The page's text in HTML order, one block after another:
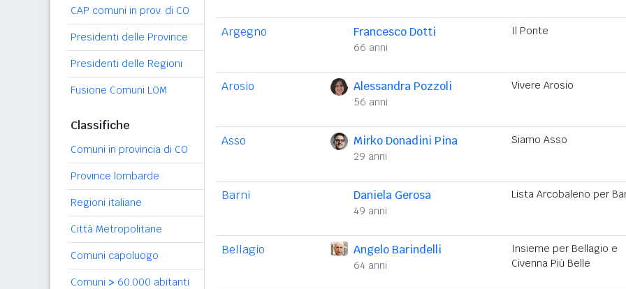
CAP comuni in prov. di CO
Presidenti delle Province
Presidenti delle Regioni
Fusione Comuni LOM
Classifiche
Comuni in provincia di CO
Province lombarde
Regioni italiane
Città Metropolitane
Comuni capoluogo
Comuni > 60.000 abitanti
Argegno Francesco Dotti
66 anni
Il Ponte
Arosio Alessandra Pozzoli
56 anni
Vivere Arosio
Asso Mirko Donadini Pina
29 anni
Siamo Asso
Barni Daniela Gerosa
49 anni
Lista Arcobaleno per
Bellagio Angelo Barindelli
64 anni
Insieme per Bellagio e
Civenna Più Belle